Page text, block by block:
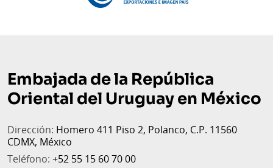
Embajada de la República
Oriental del Uruguay en México
Dirección: Homero 411 Piso 2, Polanco, C.P. 11560
CDMX, México
Teléfono: +52 55 15 60 70 00